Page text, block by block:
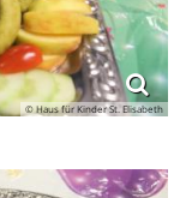
© Haus für Kinder St. Elisabeth